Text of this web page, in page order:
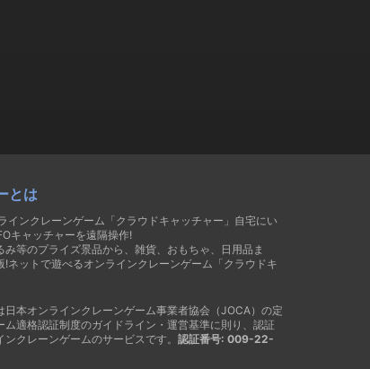
とは
インクレーンゲーム「クラウドキャッチャー」自宅にい
キャッチャーを遠隔操作!
み等のプライズ景品から、雑貨、おもちゃ、日用品ま
!ネットで遊べるオンラインクレーンゲーム「クラウドキ
日本オンラインクレーンゲーム事業者協会（JOCA）の定
適格認証制度のガイドライン・運営基準に則り、認証
クレーンゲームのサービスです。 認証番号: 009-22-